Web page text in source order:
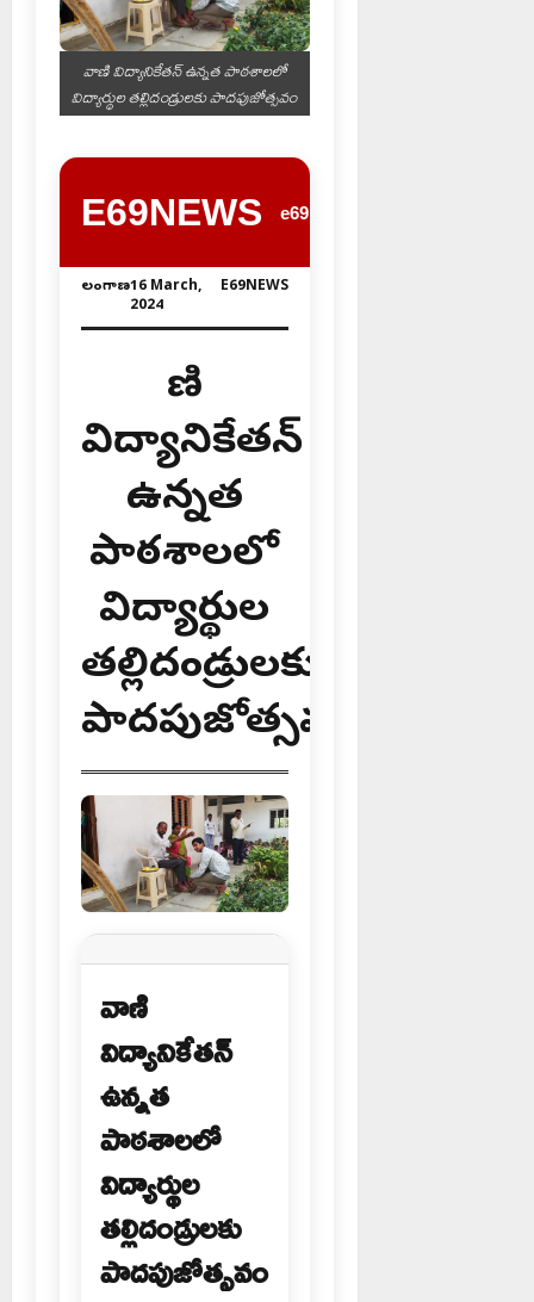
వాణి విద్యానికేతన్ ఉన్నత పాఠశాలలో
విద్యార్థుల తల్లిదండ్రులకు పాదపుజోత్సవం
E69NEWS e69news.com
తెలంగాణ16 March,
2024
E69NEWS
వాణి
విద్యానికేతన్
ఉన్నత
పాఠశాలలో
విద్యార్థుల
తల్లిదండ్రులకు
పాదపుజోత్సవం
వాణి
విద్యానికేతన్
ఉన్నత
పాఠశాలలో
విద్యార్థుల
తల్లిదండ్రులకు
పాదపుజోత్సవం